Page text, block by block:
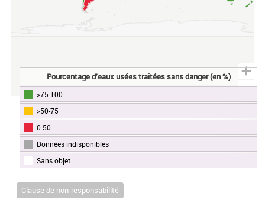
End of interactive chart.
Clause de non-responsabilité
Pourcentage d’eaux usées traitées sans danger (en %)
>75-100
>50-75
0-50
Données indisponibles
Sans objet